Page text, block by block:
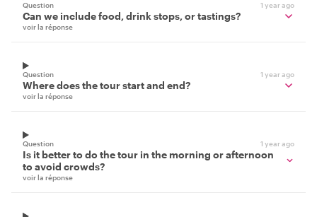
Question 1 year ago
Can we include food, drink stops, or tastings?
voir la réponse
Question 1 year ago
Where does the tour start and end?
voir la réponse
Question 1 year ago
Is it better to do the tour in the morning or afternoon
to avoid crowds?
voir la réponse